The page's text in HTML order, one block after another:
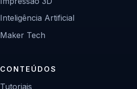
Inteligência Artificial
Maker Tech
CONTEÚDOS
Tutoriais